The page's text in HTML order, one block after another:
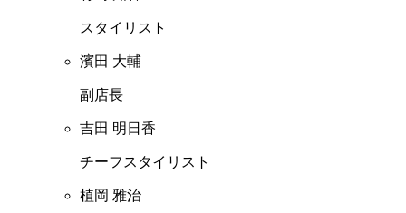
スタイリスト
濱田 大輔
副店長
吉田 明日香
チーフスタイリスト
植岡 雅治